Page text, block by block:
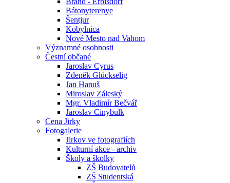
Bátonyterenye
Šentjur
Kobylnica
Nové Mesto nad Vahom
Významné osobnosti
Čestní občané
Jaroslav Cyrus
Zdeněk Glückselig
Jan Hanuš
Miroslav Záleský
Mgr. Vladimír Bečvář
Jaroslav Cinybulk
Cena Jirky
Fotogalerie
Jirkov ve fotografiích
Kulturní akce - archiv
Školy a školky
ZŠ Budovatelů
ZŠ Studentská